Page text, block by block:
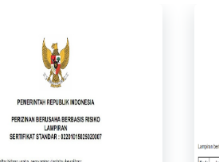
Lihat Semua